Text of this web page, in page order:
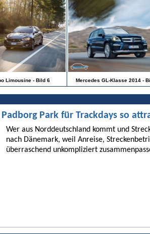
Limousine - Bild 6 Mercedes GL-Klasse 2014 -
Park für Trackdays so
Wer aus Norddeutschland kommt und
nach Dänemark, weil Anreise,
überraschend unkompliziert